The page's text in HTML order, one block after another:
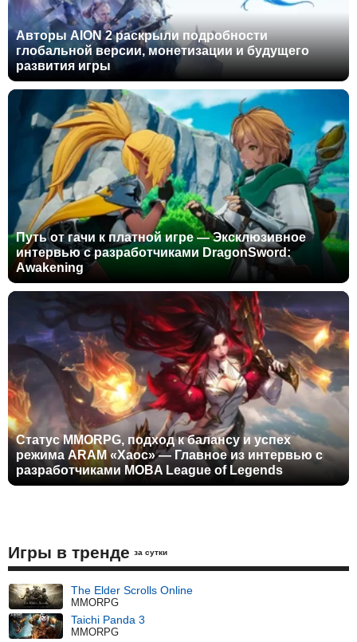
Авторы AION 2 раскрыли подробности
глобальной версии, монетизации и будущего
развития игры
Путь от гачи к платной игре — Эксклюзивное
интервью с разработчиками DragonSword:
Awakening
Статус MMORPG, подход к балансу и успех
режима ARAM «Хаос» — Главное из интервью с
разработчиками MOBA League of Legends
Игры в тренде за сутки
The Elder Scrolls Online
MMORPG
Taichi Panda 3
MMORPG